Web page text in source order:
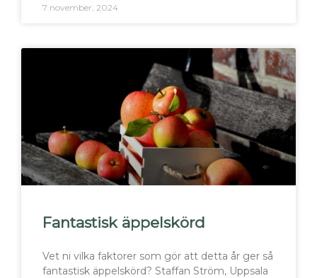
7 november, 2024
Fantastisk äppelskörd
Vet ni vilka faktorer som gör att detta år ger så
fantastisk äppelskörd? Staffan Ström, Uppsala